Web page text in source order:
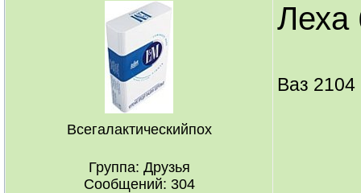
Всегалактическийпох
Группа: Друзья
Сообщений: 304
Леха
Ваз 2104